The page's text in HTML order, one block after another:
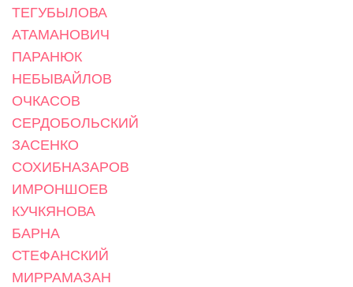
ТЕГУБЫЛОВА
АТАМАНОВИЧ
ПАРАНЮК
НЕБЫВАЙЛОВ
ОЧКАСОВ
СЕРДОБОЛЬСКИЙ
ЗАСЕНКО
СОХИБНАЗАРОВ
ИМРОНШОЕВ
КУЧКЯНОВА
БАРНА
СТЕФАНСКИЙ
МИРРАМАЗАН